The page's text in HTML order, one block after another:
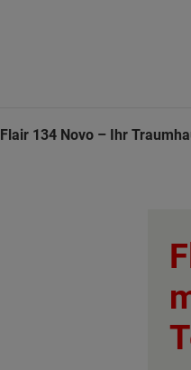
Flair 134 Novo – Ihr